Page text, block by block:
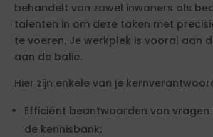
behandelt van zowel inwoners als
talenten in om deze taken met
te voeren. Je werkplek is vooral aan
aan de balie.
Hier zijn enkele van je
Efficiënt beantwoorden van vragen
de kennisbank;